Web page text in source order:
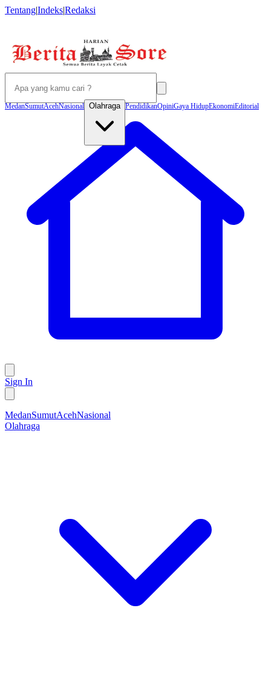
Tentang|Indeks|Redaksi
MedanSumutAcehNasional Olahraga PendidikanOpiniGaya HidupEkonomiEditorial
Sign In
MedanSumutAcehNasional
Olahraga